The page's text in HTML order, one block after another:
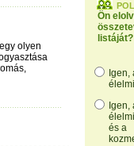
Ön
listáját?
Igen,
Igen,
és a
olyen